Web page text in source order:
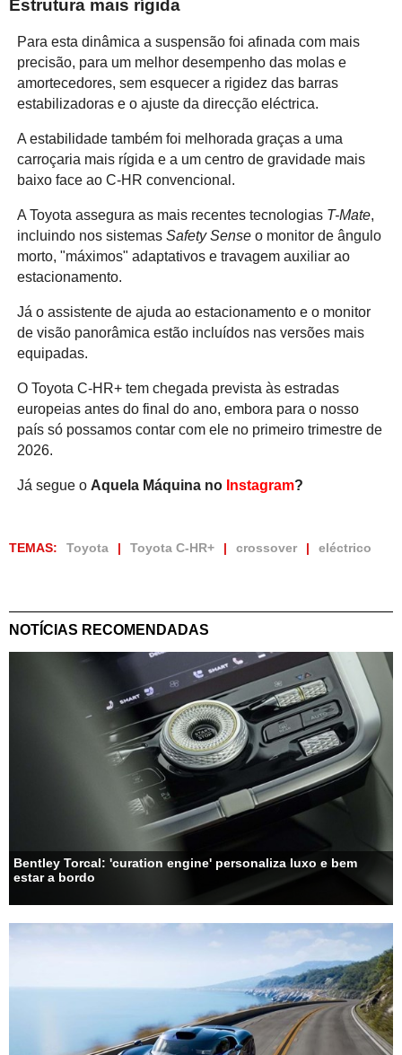
Estrutura mais rígida
Para esta dinâmica a suspensão foi afinada com mais
precisão, para um melhor desempenho das molas e
amortecedores, sem esquecer a rigidez das barras
estabilizadoras e o ajuste da direcção eléctrica.
A estabilidade também foi melhorada graças a uma
carroçaria mais rígida e a um centro de gravidade mais
baixo face ao C-HR convencional.
A Toyota assegura as mais recentes tecnologias T-Mate,
incluindo nos sistemas Safety Senseo monitor de ângulo
morto, "máximos" adaptativos e travagem auxiliar ao
estacionamento.
Já o assistente de ajuda ao estacionamento e o monitor
de visão panorâmica estão incluídos nas versões mais
equipadas.
O Toyota C-HR+ tem chegada prevista às estradas
europeias antes do final do ano, embora para o nosso
país só possamos contar com ele no primeiro trimestre de
2026.
Já segue o Aquela Máquina no Instagram?
TEMAS: Toyota Toyota C-HR+ crossover eléctrico
NOTÍCIAS RECOMENDADAS
Bentley Torcal: 'curation engine' personaliza luxo e bem
estar a bordo